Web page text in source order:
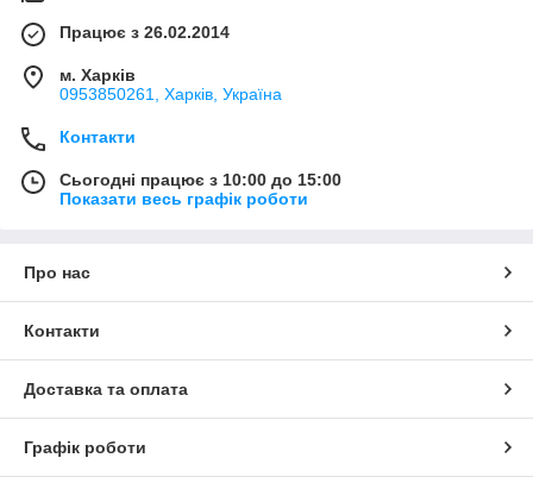
Працює з 26.02.2014
м. Харків
0953850261, Харків, Україна
Контакти
Сьогодні працює з 10:00 до 15:00
Показати весь графік роботи
Про нас
Контакти
Доставка та оплата
Графік роботи